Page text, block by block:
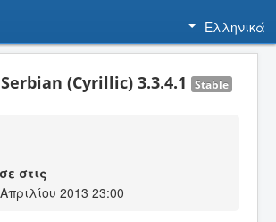
Ελληνικά
(Cyrillic) 3.3.4.1 Stable
στις
2013 23:00